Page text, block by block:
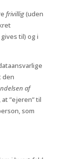
frivillig(uden
til) og i
den
af
”ejeren” til
som